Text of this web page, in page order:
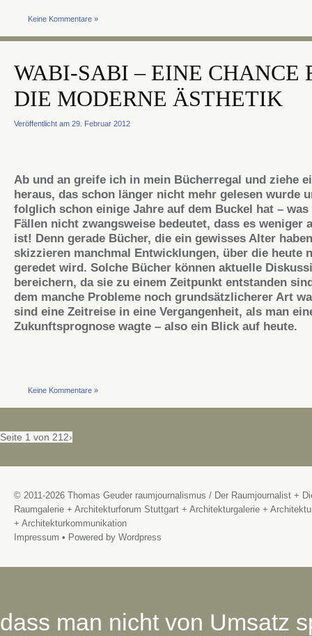
Keine Kommentare »
WABI-SABI – EINE CHANCE
DIE MODERNE ÄSTHETIK
Veröffentlicht am 29. Februar 2012
Ab und an greife ich in mein Bücherregal und ziehe
heraus, das schon länger nicht mehr gelesen wurde
folglich schon einige Jahre auf dem Buckel hat –
Fällen nicht zwangsweise bedeutet, dass es weniger
ist! Denn gerade Bücher, die ein gewisses Alter
skizzieren manchmal Entwicklungen, über die heute
geredet wird. Solche Bücher können aktuelle
bereichern, da sie zu einem Zeitpunkt entstanden
dem manche Probleme noch grundsätzlicherer Art
sind eine Zeitreise in eine Vergangenheit, als man
Zukunftsprognose wagte – also ein Blick auf heute.
Keine Kommentare »
Seite 1 von 21 2›
© 2011-2026 Thomas Geuder raumjournalismus / Der Raumjournalist +
Raumgalerie + Architekturforum Stuttgart + Architekturgalerie +
+ Architekturkommunikation
Impressum • Powered by Wordpress
dass man nicht von Umsatz